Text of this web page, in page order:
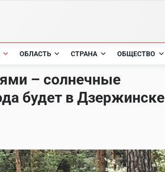
ОБЛАСТЬ СТРАНА ОБЩЕСТВО
– солнечные
будет в Дзержинске